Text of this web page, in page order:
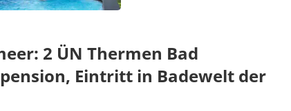
2 ÜN Thermen Bad
Eintritt in Badewelt der